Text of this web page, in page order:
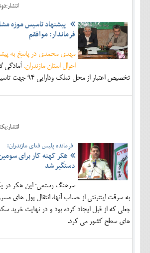
انتشار:دوشنبه 27
پیشنهاد تاسیس موزه
فرماندار: موافقم
مهدی محمدی در پاسخ به
احوال استان مازندران: آمادگی
تخصیص اعتبار از محل تملک ودارایی 94 جهت تاسیس موزه مشاهیر داریم.
انتشار:يکشنبه 26
فرمانده پلیس فتای مازندران:
هکر کهنه کار برای
دستگیر شد
سرهنگ رستمی: این هکر در
به سرقت اینترنتی از حساب آنها، انتقال پول های
جعلی که از قبل ایجاد کرده بود و در نهایت خرید
های سطح کشور می کرد.